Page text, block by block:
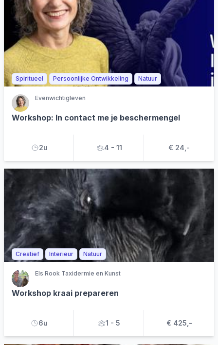
Spiritueel Persoonlijke Ontwikkeling Natuur
Evenwichtigleven
Workshop: In contact me je beschermengel
2u 4 - 11 € 24,-
Creatief Interieur Natuur
Els Rook Taxidermie en Kunst
Workshop kraai prepareren
6u 1 - 5 € 425,-